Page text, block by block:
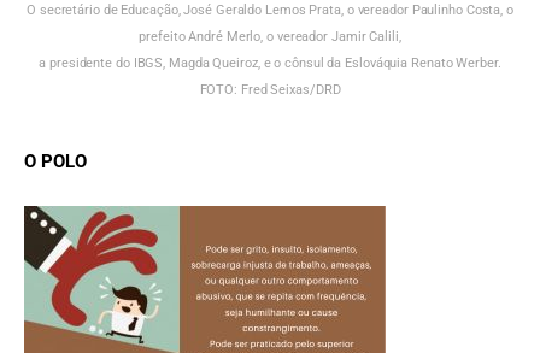
O secretário de Educação, José Geraldo Lemos Prata, o vereador Paulinho Costa, o
prefeito André Merlo, o vereador Jamir Calili,
a presidente do IBGS, Magda Queiroz, e o cônsul da Eslováquia Renato Werber.
FOTO: Fred Seixas/DRD
O POLO